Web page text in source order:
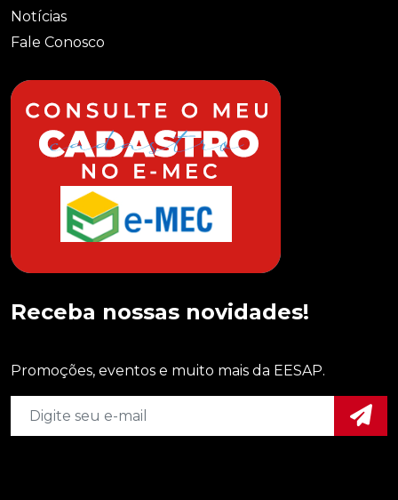
Notícias
Fale Conosco
Receba nossas novidades!
Promoções, eventos e muito mais da EESAP.